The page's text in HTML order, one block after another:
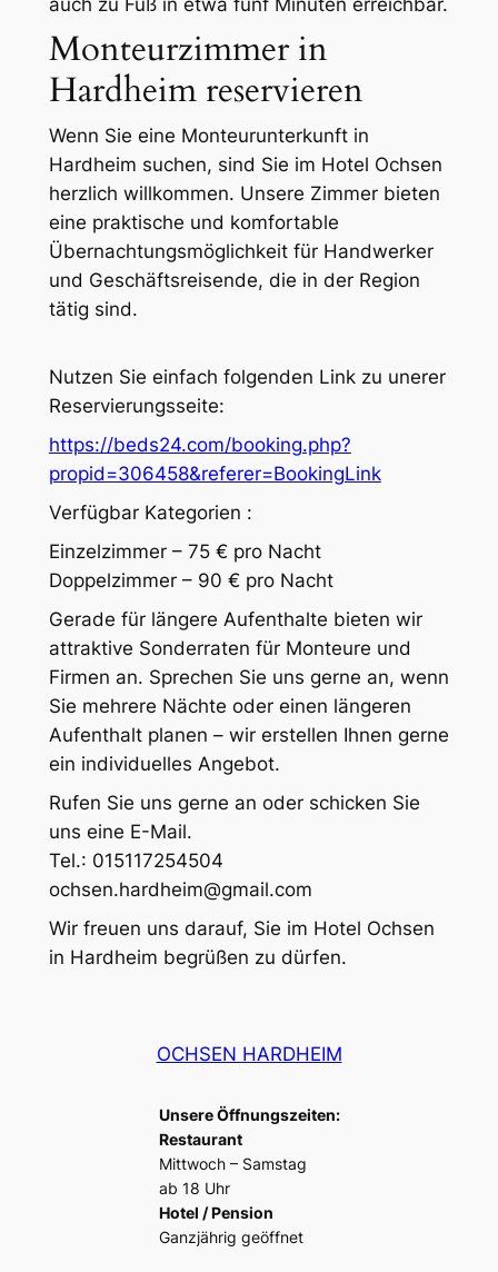
Monteurzimmer in
Hardheim reservieren
Wenn Sie eine Monteurunterkunft in
Hardheim suchen, sind Sie im Hotel Ochsen
herzlich willkommen. Unsere Zimmer bieten
eine praktische und komfortable
Übernachtungsmöglichkeit für Handwerker
und Geschäftsreisende, die in der Region
tätig sind.
Nutzen Sie einfach folgenden Link zu unerer
Reservierungsseite:
https://beds24.com/booking.php?
propid=306458&referer=BookingLink
Verfügbar Kategorien :
Einzelzimmer – 75 € pro Nacht
Doppelzimmer – 90 € pro Nacht
Gerade für längere Aufenthalte bieten wir
attraktive Sonderraten für Monteure und
Firmen an. Sprechen Sie uns gerne an, wenn
Sie mehrere Nächte oder einen längeren
Aufenthalt planen – wir erstellen Ihnen gerne
ein individuelles Angebot.
Rufen Sie uns gerne an oder schicken Sie
uns eine E-Mail.
Tel.: 015117254504
ochsen.hardheim@gmail.com
Wir freuen uns darauf, Sie im Hotel Ochsen
in Hardheim begrüßen zu dürfen.
OCHSEN HARDHEIM
Unsere Öffnungszeiten:
Restaurant
Mittwoch – Samstag
ab 18 Uhr
Hotel / Pension
Ganzjährig geöffnet